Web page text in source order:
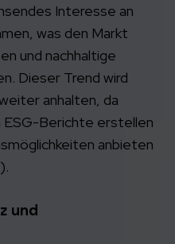
Interesse an
was den Markt
und nachhaltige
Dieser Trend wird
anhalten, da
ESG-Berichte erstellen
anbieten​
)​.
und